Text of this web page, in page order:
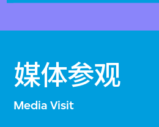
媒体参观
Media Visit